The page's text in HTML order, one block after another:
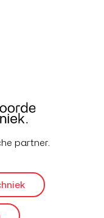
partner.